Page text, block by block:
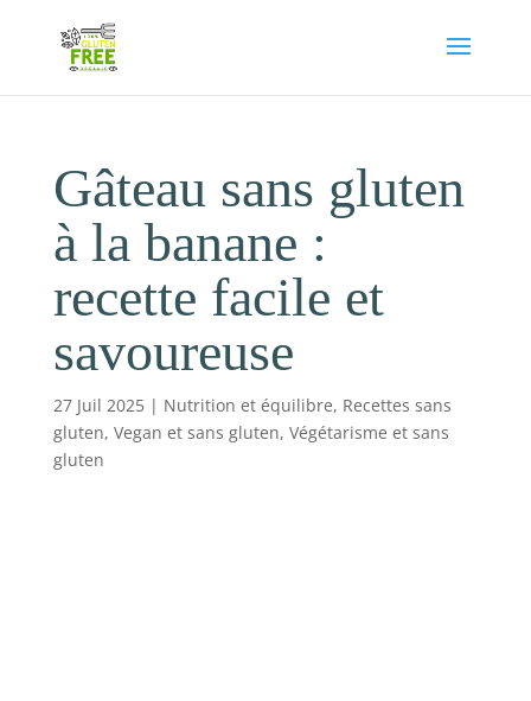
Gâteau sans gluten
à la banane :
recette facile et
savoureuse
27 Juil 2025| Nutrition et équilibre, Recettes sans
gluten, Vegan et sans gluten, Végétarisme et sans
gluten